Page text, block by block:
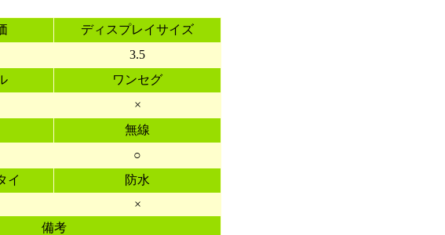
ディスプレイサイズ
3.5
ワンセグ
×
無線
○
イ
防水
×
備考